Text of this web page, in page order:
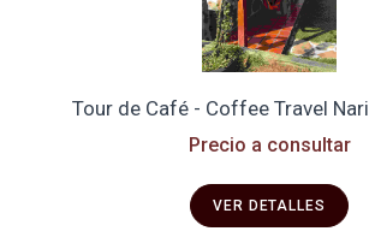
Tour de Café - Coffee Travel
Precio a consultar
VER DETALLES